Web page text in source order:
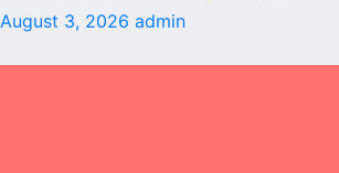
August 3, 2026 admin